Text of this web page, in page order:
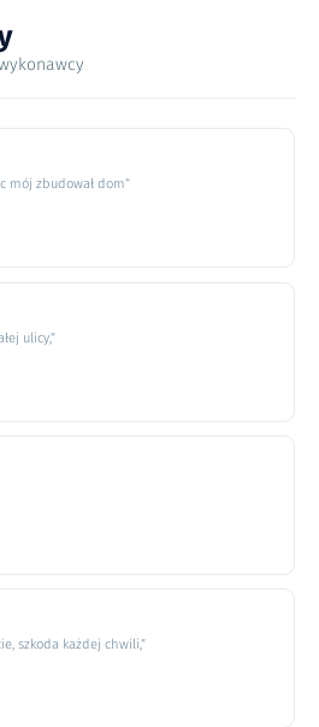
mój zbudował dom”
ulicy,”
szkoda każdej chwili,”